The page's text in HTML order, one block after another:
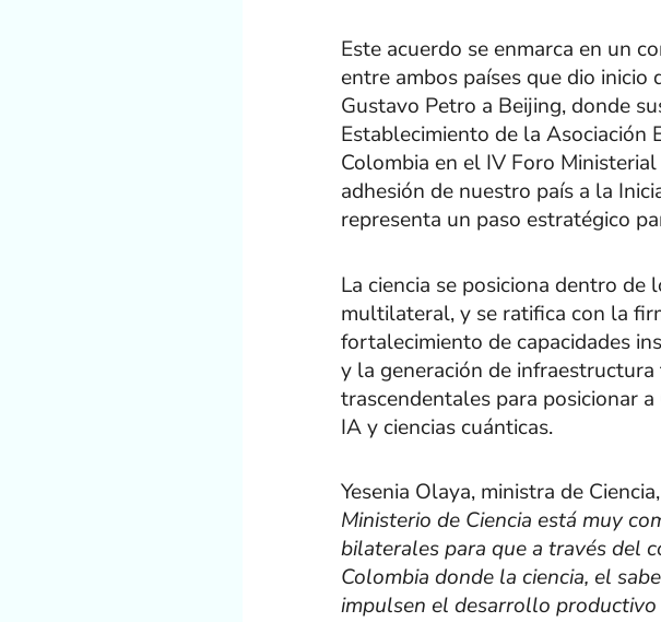
Este acuerdo se enmarca en un
entre ambos países que dio
Gustavo Petro a Beijing, donde
Establecimiento de la Asociación
Colombia en el IV Foro
adhesión de nuestro país a la
representa un paso estratégico
La ciencia se posiciona dentro
multilateral, y se ratifica con la
fortalecimiento de capacidades
y la generación de
trascendentales para posicionar
IA y ciencias cuánticas.
Yesenia Olaya, ministra de
Ministerio de Ciencia está muy
bilaterales para que a través del
Colombia donde la ciencia, el
impulsen el desarrollo productivo